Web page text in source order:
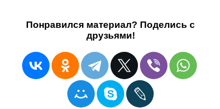
Понравился материал? Поделись с
друзьями!